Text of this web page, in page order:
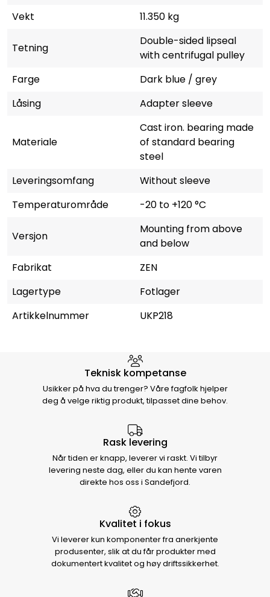
Vekt
11.350 kg
Tetning
Double-sided lipseal
with centrifugal pulley
Farge
Dark blue / grey
Låsing
Adapter sleeve
Materiale
Cast iron. bearing made
of standard bearing
steel
Leveringsomfang
Without sleeve
Temperaturområde
-20 to +120 °C
Versjon
Mounting from above
and below
Fabrikat
ZEN
Lagertype
Fotlager
Artikkelnummer
UKP218
Hvorfor velge Storm Halvorsen
Teknisk kompetanse
Usikker på hva du trenger? Våre fagfolk hjelper
deg å velge riktig produkt, tilpasset dine behov.
Rask levering
Når tiden er knapp, leverer vi raskt. Vi tilbyr
levering neste dag, eller du kan hente varen
direkte hos oss i Sandefjord.
Kvalitet i fokus
Vi leverer kun komponenter fra anerkjente
produsenter, slik at du får produkter med
dokumentert kvalitet og høy driftssikkerhet.